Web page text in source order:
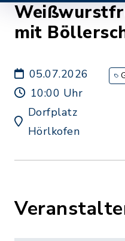
mit
05.07.2026
10:00 Uhr
Dorfplatz
Hörlkofen